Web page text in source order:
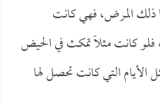
ذلك المرض، فهي كانت
كانت مثلاً تمكث في الحيض
الأيام التي كانت تحصل لها